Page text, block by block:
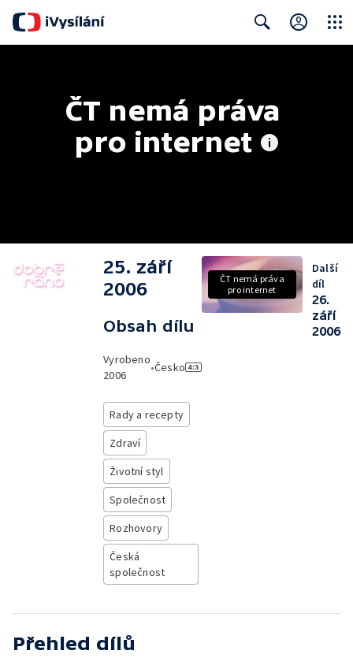
ČT nemá práva
pro internet
25. září
2006
Obsah dílu
Vyrobeno
2006
•Česko
Rady a recepty
Zdraví
Životní styl
Společnost
Rozhovory
Česká
společnost
ČT nemá práva
pro internet
Další
díl
26.
září
2006
Přehled dílů